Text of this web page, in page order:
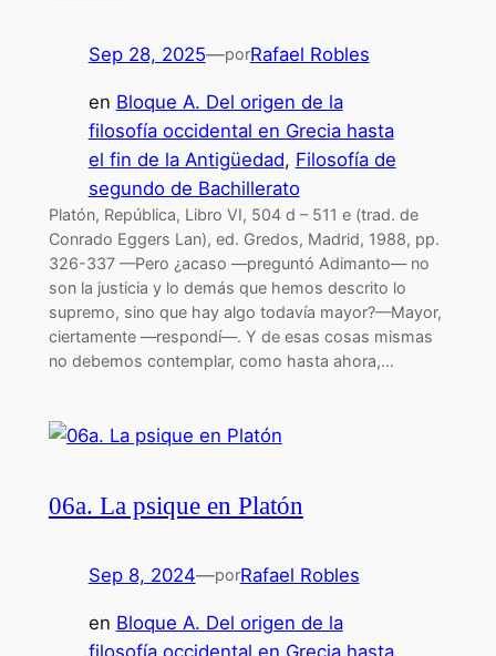
Sep 28, 2025—porRafael Robles
en Bloque A. Del origen de la
filosofía occidental en Grecia hasta
el fin de la Antigüedad, Filosofía de
segundo de Bachillerato
Platón, República, Libro VI, 504 d – 511 e (trad. de
Conrado Eggers Lan), ed. Gredos, Madrid, 1988, pp.
326-337 —Pero ¿acaso —preguntó Adimanto— no
son la justicia y lo demás que hemos descrito lo
supremo, sino que hay algo todavía mayor?—Mayor,
ciertamente —respondí—. Y de esas cosas mismas
no debemos contemplar, como hasta ahora,…
06a. La psique en Platón
Sep 8, 2024—porRafael Robles
en Bloque A. Del origen de la